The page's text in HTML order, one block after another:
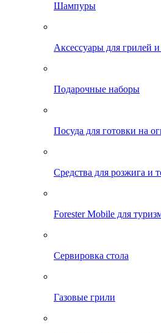
Шампуры
Аксессуары для грилей
Подарочные наборы
Посуда для готовки на
Средства для розжига и
Forester Mobile для
Сервировка стола
Газовые грили